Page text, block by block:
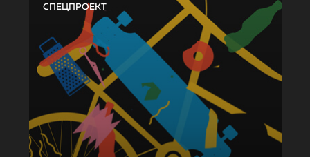
СПЕЦПРОЕКТ